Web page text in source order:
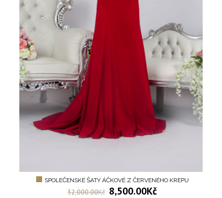
SPOLEČENSKÉ ŠATY ÁČKOVÉ Z ČERVENÉHO KREPU
32,000.00Kč 8,500.00Kč